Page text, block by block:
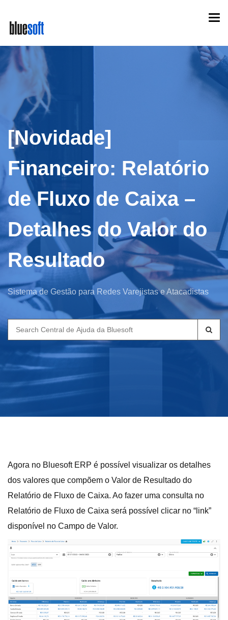
main
content
[Novidade]
Financeiro: Relatório
de Fluxo de Caixa –
Detalhes do Valor do
Resultado
Sistema de Gestão para Redes Varejistas e Atacadistas
Search
for:
Agora no Bluesoft ERP é possível visualizar os detalhes
dos valores que compõem o Valor de Resultado do
Relatório de Fluxo de Caixa. Ao fazer uma consulta no
Relatório de Fluxo de Caixa será possível clicar no “link”
disponível no Campo de Valor.